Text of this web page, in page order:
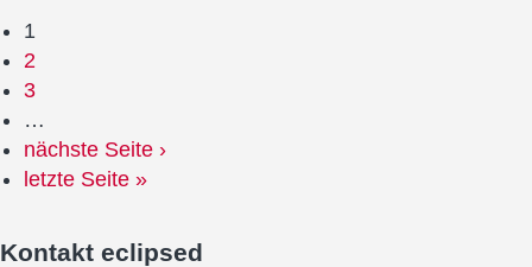
1
2
3
…
nächste Seite ›
letzte Seite »
Kontakt eclipsed